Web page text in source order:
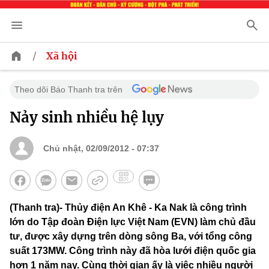
/ Xã hội
Theo dõi Báo Thanh tra trên
Nảy sinh nhiều hệ lụy
Chủ nhật, 02/09/2012 - 07:37
(Thanh tra)- Thủy điện An Khê - Ka Nak là công trình
lớn do Tập đoàn Điện lực Việt Nam (EVN) làm chủ đầu
tư, được xây dựng trên dòng sông Ba, với tổng công
suất 173MW. Công trình này đã hòa lưới điện quốc gia
hơn 1 năm nay. Cùng thời gian ấy là việc nhiều người